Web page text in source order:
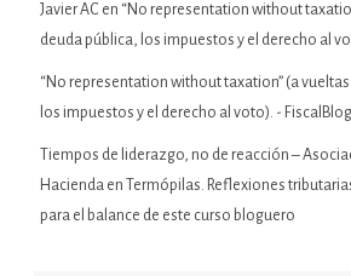
Javier AC en “No representation without
deuda pública, los impuestos y el derecho al
“No representation without taxation” (a
los impuestos y el derecho al voto). - FiscalBlog
Tiempos de liderazgo, no de reacción –
Hacienda en
Termópilas. Reflexiones
para el balance de este curso bloguero